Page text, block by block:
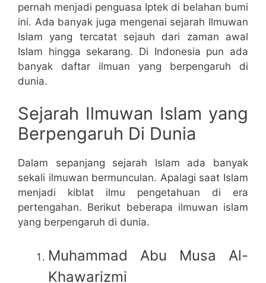
pernah menjadi penguasa Iptek di belahan bumi
ini. Ada banyak juga mengenai sejarah Ilmuwan
Islam yang tercatat sejauh dari zaman awal
Islam hingga sekarang. Di Indonesia pun ada
banyak daftar ilmuan yang berpengaruh di
dunia.
Sejarah Ilmuwan Islam yang
Berpengaruh Di Dunia
Dalam sepanjang sejarah Islam ada banyak
sekali ilmuwan bermunculan. Apalagi saat Islam
menjadi kiblat ilmu pengetahuan di era
pertengahan. Berikut beberapa ilmuwan islam
yang berpengaruh di dunia.
Muhammad Abu Musa Al-
Khawarizmi